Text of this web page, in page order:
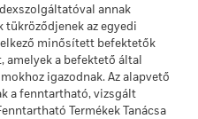
56,79
azokkal a vállalatokkal
és jelentésre, amelyek az
szerint bevételük több
olajhomokból nyerik. Azon
(0%-os bevételi
generálnak termikus
MSCI ESG-kutatás a
annak
tükröződjenek az egyedi
minősített befektetők
amelyek a befektető által
igazodnak. Az alapvető
a fenntartható, vizsgált
Termékek Tanácsa